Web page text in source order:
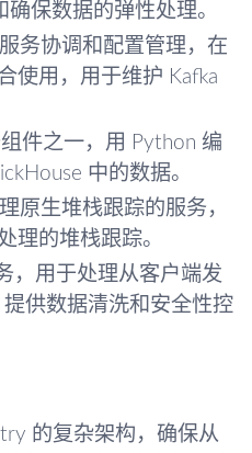
确保数据的弹性处理。
务协调和配置管理，在
使用，用于维护 Kafka
件之一，用 Python 编
中的数据。
原生堆栈跟踪的服务，
理的堆栈跟踪。
，用于处理从客户端发
供数据清洗和安全性控
的复杂架构，确保从